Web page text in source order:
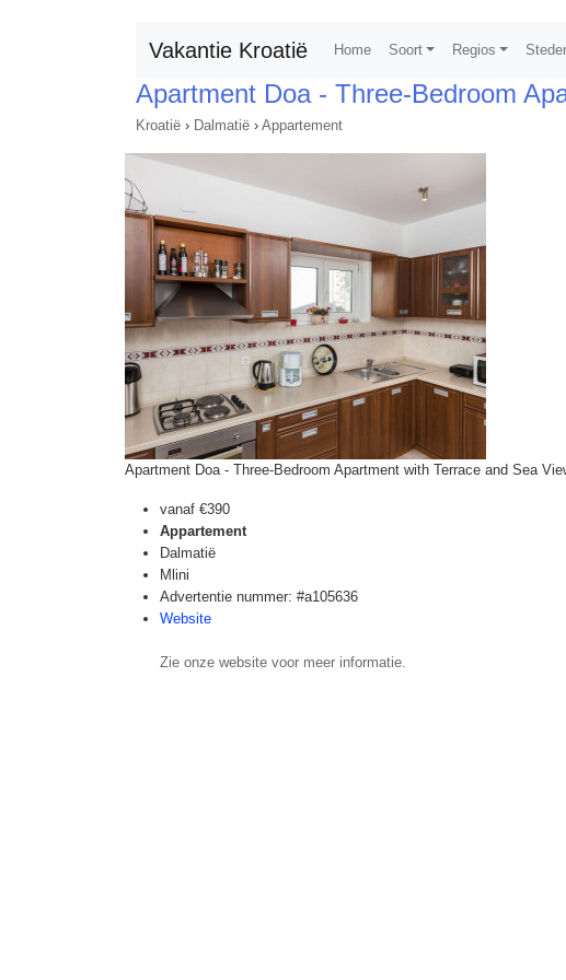
Vakantie Kroatië Home Soort Regios
Apartment Doa - Three-Bedroom
Kroatië › Dalmatië › Appartement
Apartment Doa - Three-Bedroom Apartment with Terrace and Sea
vanaf €390
Appartement
Dalmatië
Mlini
Advertentie nummer: #a105636
Website
Zie onze website voor meer informatie.